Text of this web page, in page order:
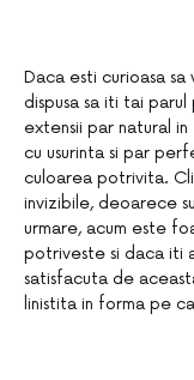
Daca esti curioasa
dispusa sa iti tai
extensii par natural
cu usurinta si par
culoarea potrivita.
invizibile, deoarece
urmare, acum este
potriveste si daca iti
satisfacuta de
linistita in forma pe